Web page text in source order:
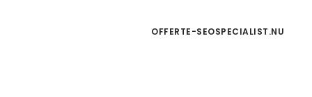
OFFERTE-SEOSPECIALIST.NU